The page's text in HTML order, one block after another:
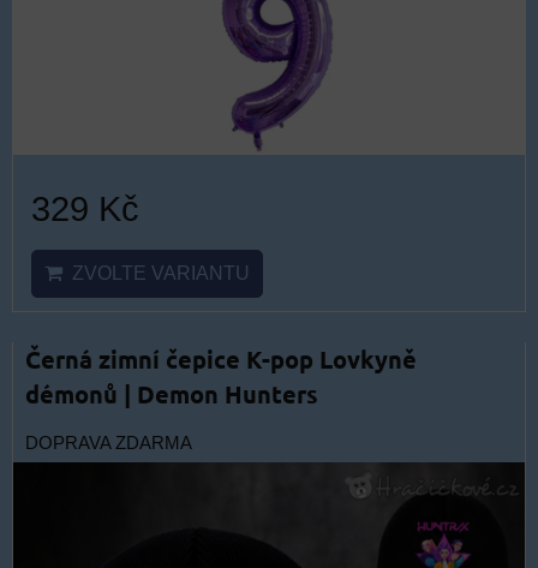
329 Kč
ZVOLTE VARIANTU
Černá zimní čepice K-pop Lovkyně
démonů | Demon Hunters
DOPRAVA ZDARMA